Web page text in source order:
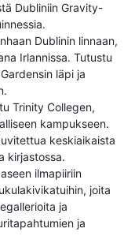
Dubliniin Gravity-
Dublinin linnaan,
Irlannissa. Tutustu
läpi ja
Trinity Collegen,
kampukseen.
keskiaikaista
kirjastossa.
ilmapiiriin
joita
ja
ja